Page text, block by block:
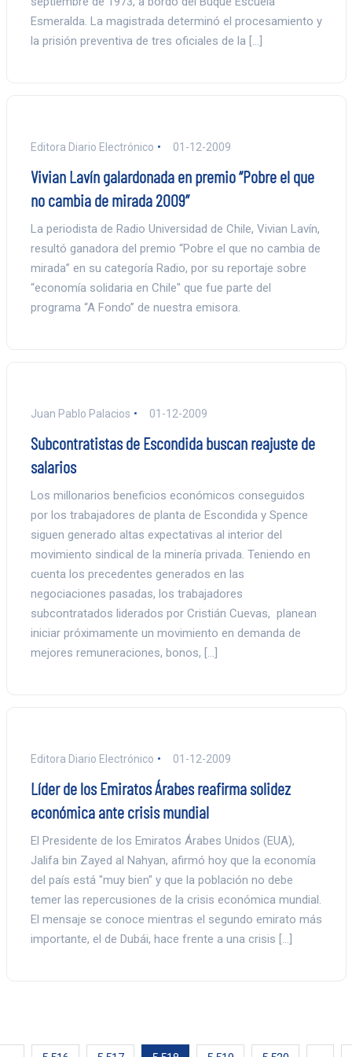
Esmeralda. La magistrada determinó el procesamiento y
la prisión preventiva de tres oficiales de la […]
Editora Diario Electrónico 01-12-2009
Vivian Lavín galardonada en premio “Pobre el que
no cambia de mirada 2009”
La periodista de Radio Universidad de Chile, Vivian Lavín,
resultó ganadora del premio “Pobre el que no cambia de
mirada” en su categoría Radio, por su reportaje sobre
“economía solidaria en Chile" que fue parte del
programa “A Fondo” de nuestra emisora.
Juan Pablo Palacios 01-12-2009
Subcontratistas de Escondida buscan reajuste de
salarios
Los millonarios beneficios económicos conseguidos
por los trabajadores de planta de Escondida y Spence
siguen generado altas expectativas al interior del
movimiento sindical de la minería privada. Teniendo en
cuenta los precedentes generados en las
negociaciones pasadas, los trabajadores
subcontratados liderados por Cristián Cuevas, planean
iniciar próximamente un movimiento en demanda de
mejores remuneraciones, bonos, […]
Editora Diario Electrónico 01-12-2009
Líder de los Emiratos Árabes reafirma solidez
económica ante crisis mundial
El Presidente de los Emiratos Árabes Unidos (EUA),
Jalifa bin Zayed al Nahyan, afirmó hoy que la economía
del país está "muy bien" y que la población no debe
temer las repercusiones de la crisis económica mundial.
El mensaje se conoce mientras el segundo emirato más
importante, el de Dubái, hace frente a una crisis […]